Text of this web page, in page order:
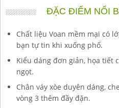
ĐẶC ĐIỂM NỔI
Chất liệu Voan mềm mại có
bạn tự tin khi xuống phố.
Kiểu dáng đơn giản, họa tiết
ngọt.
Chân váy xòe duyên dáng,
vòng 3 thêm đầy đặn.